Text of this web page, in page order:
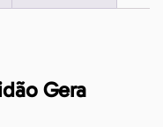
Gera